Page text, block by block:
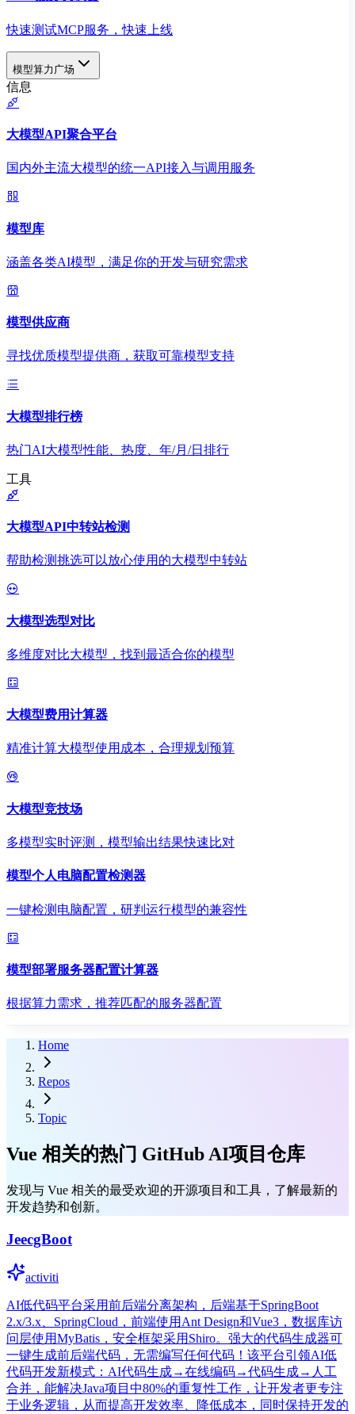
快速测试MCP服务，快速上线
模型算力广场
信息
大模型API聚合平台
国内外主流大模型的统一API接入与调用服务
模型库
涵盖各类AI模型，满足你的开发与研究需求
模型供应商
寻找优质模型提供商，获取可靠模型支持
大模型排行榜
热门AI大模型性能、热度、年/月/日排行
工具
大模型API中转站检测
帮助检测挑选可以放心使用的大模型中转站
大模型选型对比
多维度对比大模型，找到最适合你的模型
大模型费用计算器
精准计算大模型使用成本，合理规划预算
大模型竞技场
多模型实时评测，模型输出结果快速比对
模型个人电脑配置检测器
一键检测电脑配置，研判运行模型的兼容性
模型部署服务器配置计算器
根据算力需求，推荐匹配的服务器配置
Home
Repos
Topic
Vue 相关的热门 GitHub AI项目仓库
发现与 Vue 相关的最受欢迎的开源项目和工具，了解最新的
开发趋势和创新。
JeecgBoot
activiti
AI低代码平台采用前后端分离架构，后端基于SpringBoot
2.x/3.x、SpringCloud，前端使用Ant Design和Vue3，数据库访
问层使用MyBatis，安全框架采用Shiro。强大的代码生成器可
一键生成前后端代码，无需编写任何代码！该平台引领AI低
代码开发新模式：AI代码生成→在线编码→代码生成→人工
合并，能解决Java项目中80%的重复性工作，让开发者更专注
于业务逻辑，从而提高开发效率、降低成本，同时保持开发的